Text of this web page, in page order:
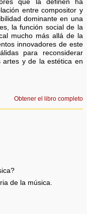
que la definen ha
entre compositor y
dominante en una
la función social de la
mucho más allá de la
innovadores de este
para reconsiderar
artes y de la estética en
Obtener el libro completo
de la música.